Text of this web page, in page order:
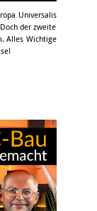
Universalis
der zweite
Alles Wichtige